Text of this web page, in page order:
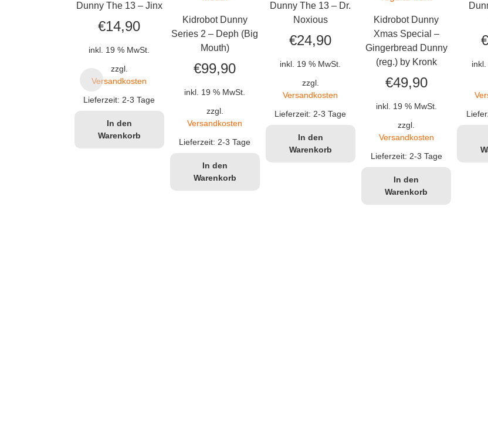
Dunny The 13 – Jinx
€14,90
inkl. 19 % MwSt.
zzgl.
Versandkosten
Lieferzeit: 2-3 Tage
In den
Warenkorb
Kidrobot Dunny
Series 2 – Deph (Big
Mouth)
€99,90
inkl. 19 % MwSt.
zzgl.
Versandkosten
Lieferzeit: 2-3 Tage
In den
Warenkorb
Dunny The 13 – Dr.
Noxious
€24,90
inkl. 19 % MwSt.
zzgl.
Versandkosten
Lieferzeit: 2-3 Tage
In den
Warenkorb
Kidrobot Dunny
Xmas Special –
Gingerbread Dunny
(reg.) by Kronk
€49,90
inkl. 19 % MwSt.
zzgl.
Versandkosten
Lieferzeit: 2-3 Tage
In den
Warenkorb
€
inkl.